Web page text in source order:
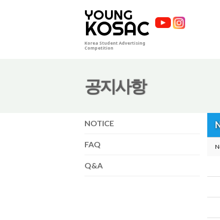
YOUNG
KOSAC
Korea Student Advertising
Competition
공지사항
NOTICE
FAQ
Q&A